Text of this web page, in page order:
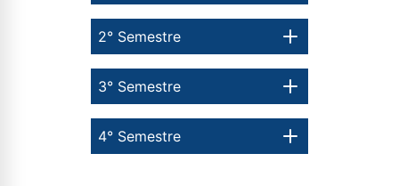
4° Semestre
3° Semestre
2° Semestre